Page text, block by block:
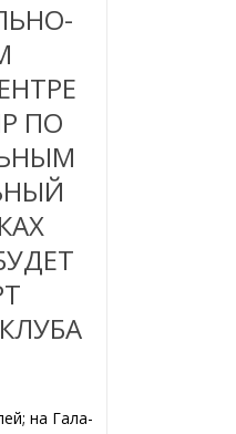
ПО
на Гала-